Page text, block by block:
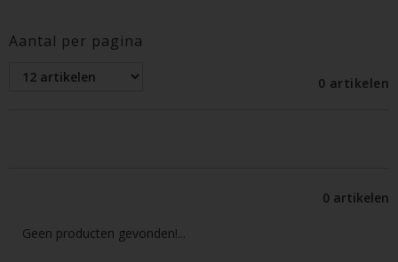
Aantal per pagina
0 artikelen
0 artikelen
Geen producten gevonden!...